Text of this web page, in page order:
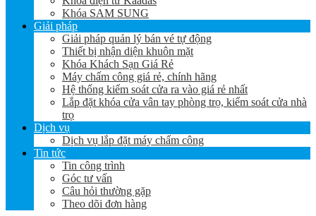
Khóa SAM SUNG
Giải pháp
Giải pháp quản lý bán vé tự động
Thiết bị nhận diện khuôn mặt
Khóa Khách Sạn Giá Rẻ
Máy chấm công giá rẻ, chính hãng
Hệ thống kiểm soát cửa ra vào giá rẻ nhất
Lắp đặt khóa cửa vân tay phòng trọ, kiểm soát cửa nhà
trọ
Dịch vụ
Dịch vụ lắp đặt máy chấm công
Tin tức
Tin công trình
Góc tư vấn
Câu hỏi thường gặp
Theo dõi đơn hàng